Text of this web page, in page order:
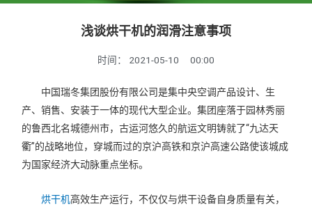
浅谈烘干机的润滑注意事项
时间： 2021-05-10 00:00
中国瑞冬集团股份有限公司是集中央空调产品设计、生
产、销售、安装于一体的现代大型企业。集团座落于园林秀丽
的鲁西北名城德州市，古运河悠久的航运文明铸就了“九达天
衢”的战略地位，穿城而过的京沪高铁和京沪高速公路使该城成
为国家经济大动脉重点坐标。
烘干机高效生产运行，不仅仅与烘干设备自身质量有关，